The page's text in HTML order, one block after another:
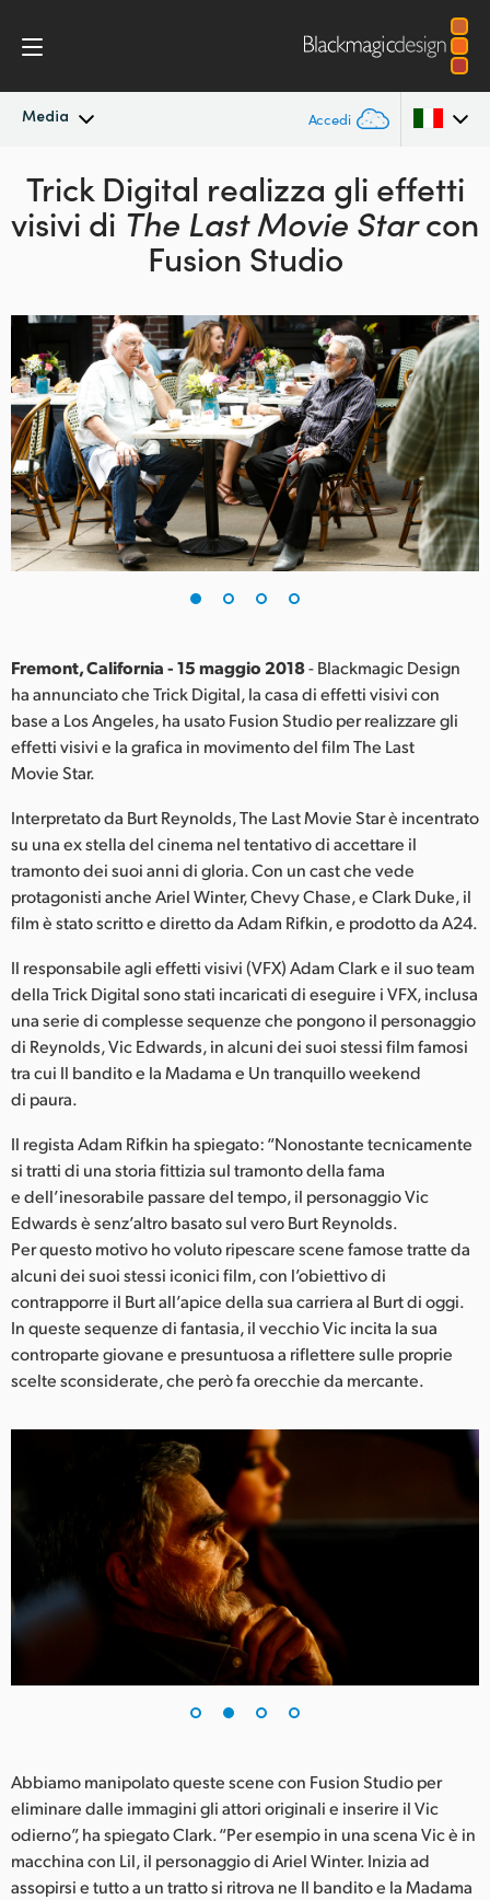
Media Accedi
In primo piano
Archivio
Argentina
Australia
Brazil
Canada
China
Denmark
Finland
France
India
Italia
Korea
Mexico
Malaysia
Netherlands
New Zealand
Norway
Portugal
Singapore
Spain
Sweden
Ukraine
United Kingdom
United States
Trick Digital realizza gli effetti
visivi di The Last Movie Starcon
Fusion Studio
Fremont, California - 15 maggio 2018- Blackmagic Design
ha annunciato che Trick Digital, la casa di effetti visivi con
base a Los Angeles, ha usato Fusion Studio per realizzare gli
effetti visivi e la grafica in movimento del film The Last
Movie Star.
Interpretato da Burt Reynolds, The Last Movie Star è incentrato
su una ex stella del cinema nel tentativo di accettare il
tramonto dei suoi anni di gloria. Con un cast che vede
protagonisti anche Ariel Winter, Chevy Chase, e Clark Duke, il
film è stato scritto e diretto da Adam Rifkin, e prodotto da A24.
Il responsabile agli effetti visivi (VFX) Adam Clark e il suo team
della Trick Digital sono stati incaricati di eseguire i VFX, inclusa
una serie di complesse sequenze che pongono il personaggio
di Reynolds, Vic Edwards, in alcuni dei suoi stessi film famosi
tra cui Il bandito e la Madama e Un tranquillo weekend
di paura.
Il regista Adam Rifkin ha spiegato: “Nonostante tecnicamente
si tratti di una storia fittizia sul tramonto della fama
e dell’inesorabile passare del tempo, il personaggio Vic
Edwards è senz’altro basato sul vero Burt Reynolds.
Per questo motivo ho voluto ripescare scene famose tratte da
alcuni dei suoi stessi iconici film, con l’obiettivo di
contrapporre il Burt all’apice della sua carriera al Burt di oggi.
In queste sequenze di fantasia, il vecchio Vic incita la sua
controparte giovane e presuntuosa a riflettere sulle proprie
scelte sconsiderate, che però fa orecchie da mercante.
Abbiamo manipolato queste scene con Fusion Studio per
eliminare dalle immagini gli attori originali e inserire il Vic
odierno”, ha spiegato Clark. “Per esempio in una scena Vic è in
macchina con Lil, il personaggio di Ariel Winter. Inizia ad
assopirsi e tutto a un tratto si ritrova ne Il bandito e la Madama